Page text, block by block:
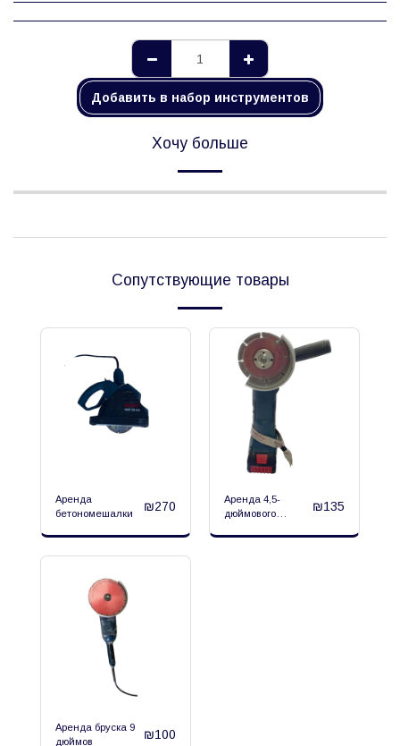
Добавить в набор инструментов
Хочу больше
Сопутствующие товары
Аренда
бетономешалки
₪270
Аренда 4,5-
дюймового
₪135
Аренда бруска 9
дюймов
₪100